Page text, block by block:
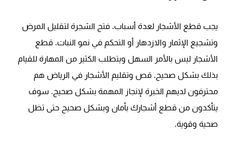
يجب قطع الأشجار لعدة أسباب. فتح الشجرة لتقليل المرض
وتشجيع الإثمار والازدهار أو التحكم في نمو النبات. قطع
الأشجار ليس بالأمر السهل ويتطلب الكثير من المهارة للقيام
بذلك بشكل صحيح. قص وتقليم الأشجار في الرياض هم
محترفون لديهم الخبرة لإنجاز المهمة بشكل صحيح. سوف
يتأكدون من قطع أشجارك بأمان وبشكل صحيح حتى تظل
صحية وقوية.